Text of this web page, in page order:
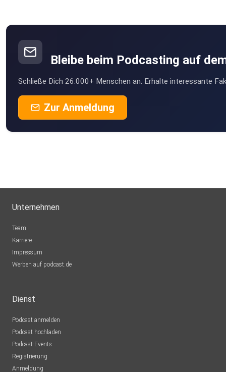
Bleibe beim Podcasting auf
Schließe Dich 26.000+ Menschen an. Erhalte interessante
Zur Anmeldung
Unternehmen
Team
Karriere
Impressum
Werben auf podcast.de
Dienst
Podcast anmelden
Podcast hochladen
Podcast-Events
Registrierung
Anmeldung